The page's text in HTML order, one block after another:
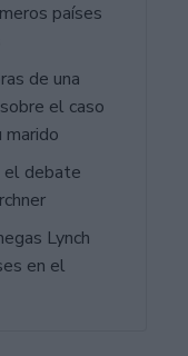
países
de una
el caso
marido
el debate
Lynch
en el